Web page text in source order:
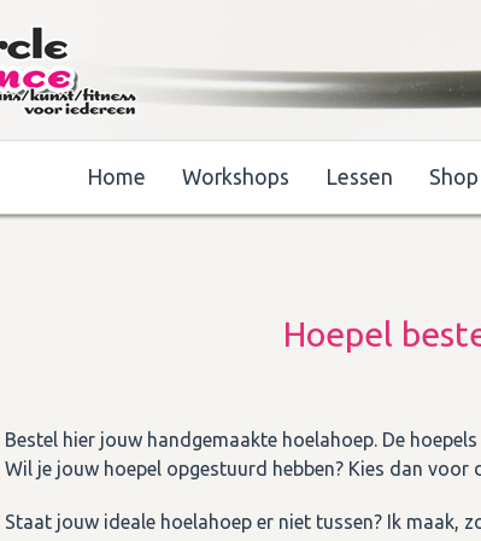
Home Workshops Lessen Shop
Hoepel
Bestel hier jouw handgemaakte hoelahoep. De
Wil je jouw hoepel opgestuurd hebben? Kies dan voor
Staat jouw ideale hoelahoep er niet tussen? Ik maak,